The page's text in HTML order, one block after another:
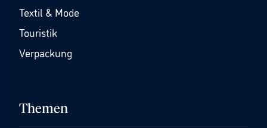
Textil & Mode
Touristik
Verpackung
Themen